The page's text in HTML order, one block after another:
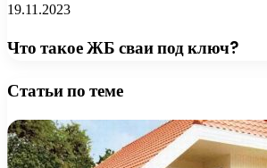
19.11.2023
Что такое ЖБ сваи под ключ?
Статьи по теме